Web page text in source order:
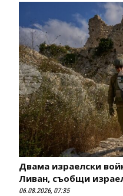
Двама израелски
Ливан, съобщи
06.08.2026, 07:35